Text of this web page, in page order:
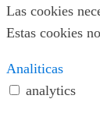
Las cookies
Estas cookies
Analiticas
analytics